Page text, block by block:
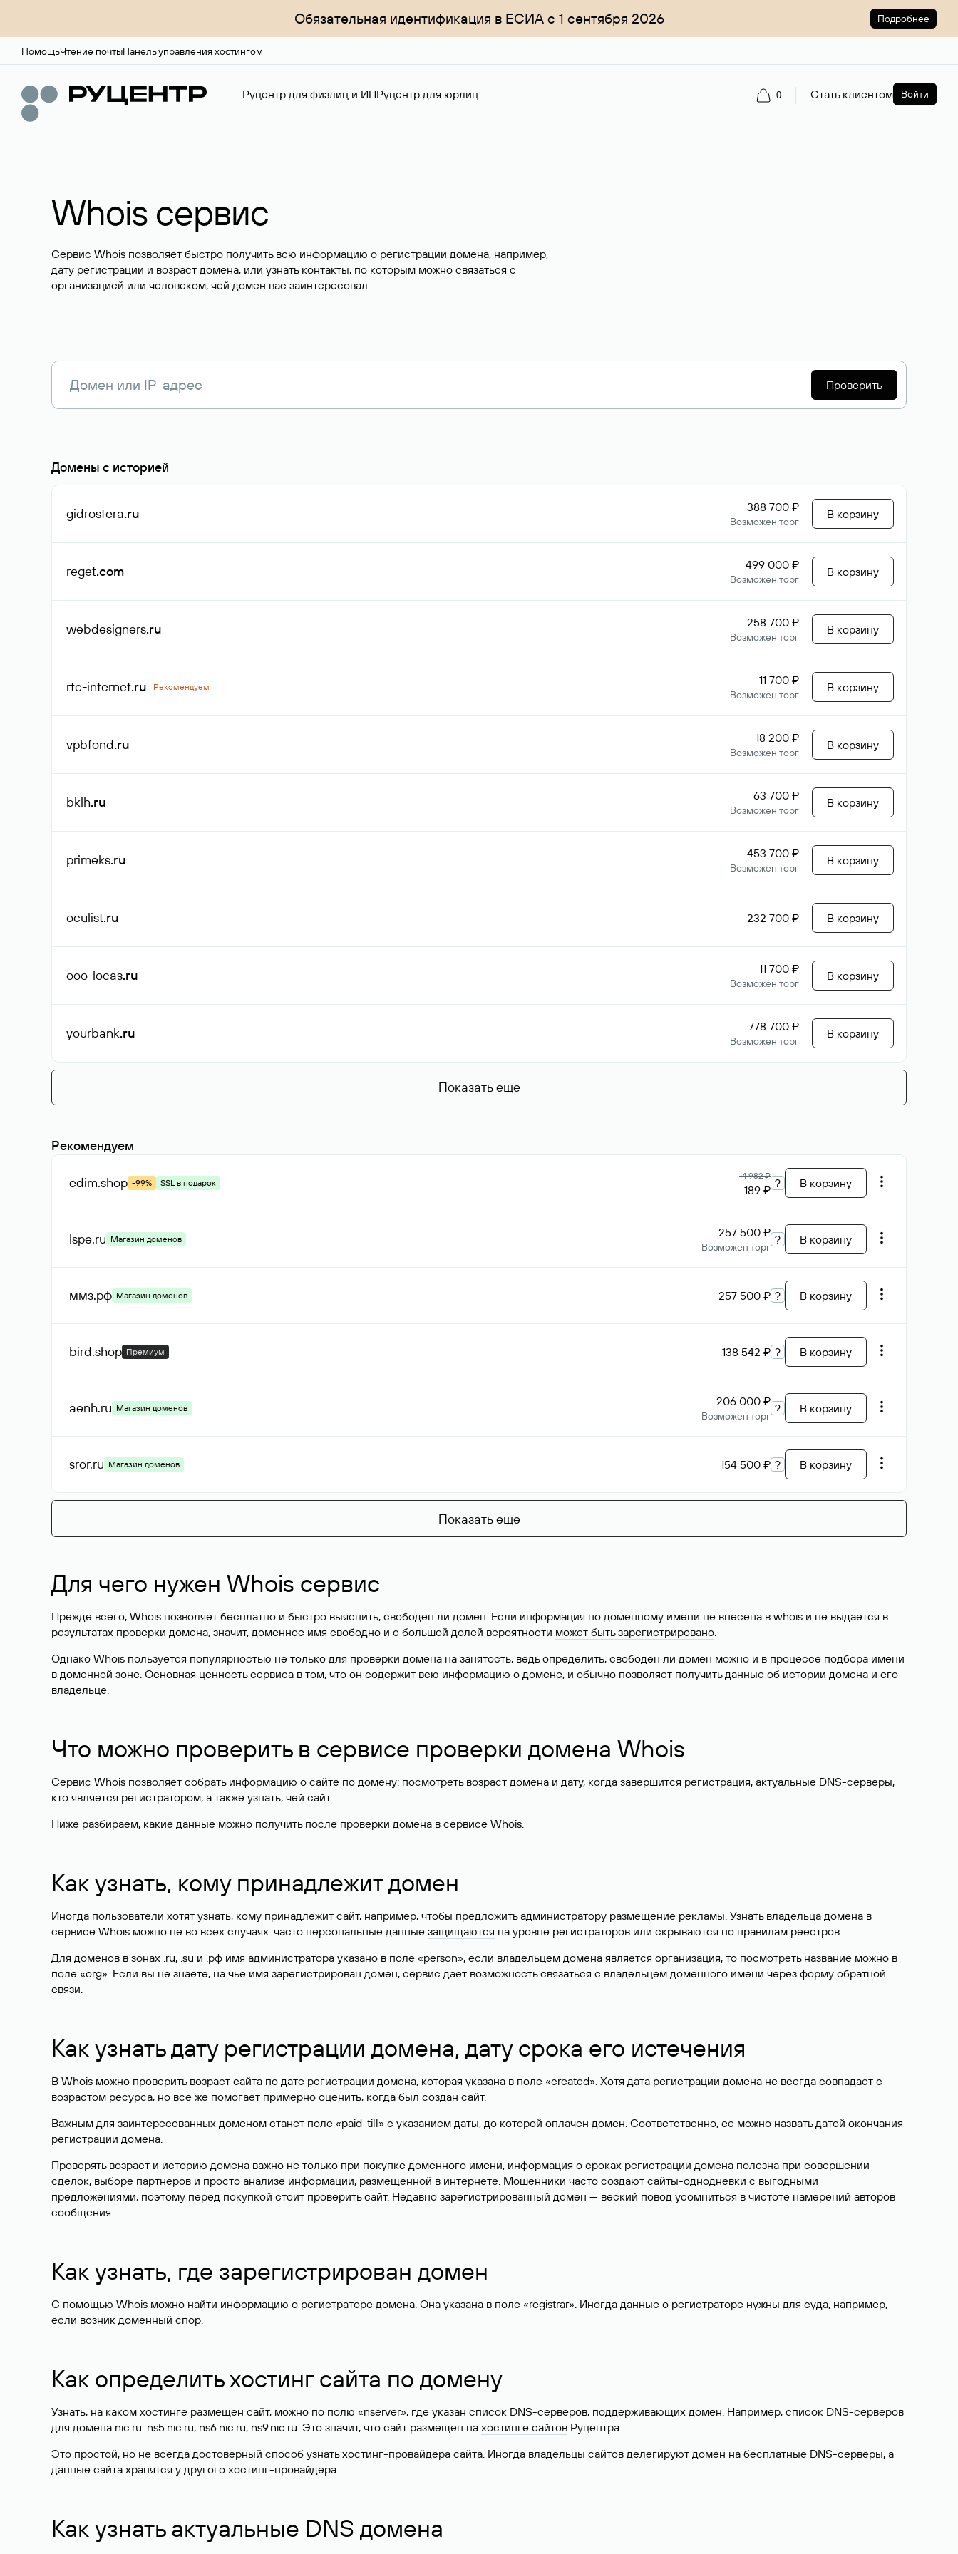
Обязательная идентификация в ЕСИА с 1 сентября 2026 Подробнее
ПомощьЧтение почтыПанель управления хостингом
Руцентр для физлиц и ИПРуцентр для юрлиц 0 Стать клиентом Войти
Whois сервис
Сервис Whois позволяет быстро получить всю информацию о регистрации домена, например,
дату регистрации и возраст домена, или узнать контакты, по которым можно связаться с
организацией или человеком, чей домен вас заинтересовал.
Проверить
Домены с историей
gidrosfera.ru 388 700 ₽
Возможен торг
В корзину
reget.com 499 000 ₽
Возможен торг
В корзину
webdesigners.ru 258 700 ₽
Возможен торг
В корзину
rtc-internet.ru Рекомендуем 11 700 ₽
Возможен торг
В корзину
vpbfond.ru 18 200 ₽
Возможен торг
В корзину
bklh.ru 63 700 ₽
Возможен торг
В корзину
primeks.ru 453 700 ₽
Возможен торг
В корзину
oculist.ru 232 700 ₽ В корзину
ooo-locas.ru 11 700 ₽
Возможен торг
В корзину
yourbank.ru 778 700 ₽
Возможен торг
В корзину
Показать еще
Рекомендуем
edim.shop -99% SSL в подарок
14 982 ₽
189 ₽ ? В корзину
lspe.ru Магазин доменов 257 500 ₽
Возможен торг
? В корзину
ммз.рф Магазин доменов 257 500 ₽ ? В корзину
bird.shop Премиум 138 542 ₽ ? В корзину
aenh.ru Магазин доменов 206 000 ₽
Возможен торг
? В корзину
sror.ru Магазин доменов 154 500 ₽ ? В корзину
Показать еще
Для чего нужен Whois сервис
Прежде всего, Whois позволяет бесплатно и быстро выяснить, свободен ли домен. Если информация по доменному имени не внесена в whois и не выдается в
результатах проверки домена, значит, доменное имя свободно и с большой долей вероятности может быть зарегистрировано.
Однако Whois пользуется популярностью не только для проверки домена на занятость, ведь определить, свободен ли домен можно и в процессе подбора имени
в доменной зоне. Основная ценность сервиса в том, что он содержит всю информацию о домене, и обычно позволяет получить данные об истории домена и его
владельце.
Что можно проверить в сервисе проверки домена Whois
Сервис Whois позволяет собрать информацию о сайте по домену: посмотреть возраст домена и дату, когда завершится регистрация, актуальные DNS-серверы,
кто является регистратором, а также узнать, чей сайт.
Ниже разбираем, какие данные можно получить после проверки домена в сервисе Whois.
Как узнать, кому принадлежит домен
Иногда пользователи хотят узнать, кому принадлежит сайт, например, чтобы предложить администратору размещение рекламы. Узнать владельца домена в
сервисе Whois можно не во всех случаях: часто персональные данные защищаются на уровне регистраторов или скрываются по правилам реестров.
Для доменов в зонах .ru, .su и .рф имя администратора указано в поле «person», если владельцем домена является организация, то посмотреть название можно в
поле «org». Если вы не знаете, на чье имя зарегистрирован домен, сервис дает возможность связаться с владельцем доменного имени через форму обратной
связи.
Как узнать дату регистрации домена, дату срока его истечения
В Whois можно проверить возраст сайта по дате регистрации домена, которая указана в поле «created». Хотя дата регистрации домена не всегда совпадает с
возрастом ресурса, но все же помогает примерно оценить, когда был создан сайт.
Важным для заинтересованных доменом станет поле «paid-till» с указанием даты, до которой оплачен домен. Соответственно, ее можно назвать датой окончания
регистрации домена.
Проверять возраст и историю домена важно не только при покупке доменного имени, информация о сроках регистрации домена полезна при совершении
сделок, выборе партнеров и просто анализе информации, размещенной в интернете. Мошенники часто создают сайты-однодневки с выгодными
предложениями, поэтому перед покупкой стоит проверить сайт. Недавно зарегистрированный домен — веский повод усомниться в чистоте намерений авторов
сообщения.
Как узнать, где зарегистрирован домен
С помощью Whois можно найти информацию о регистраторе домена. Она указана в поле «registrar». Иногда данные о регистраторе нужны для суда, например,
если возник доменный спор.
Как определить хостинг сайта по домену
Узнать, на каком хостинге размещен сайт, можно по полю «nserver», где указан список DNS-серверов, поддерживающих домен. Например, список DNS-серверов
для домена nic.ru: ns5.nic.ru, ns6.nic.ru, ns9.nic.ru. Это значит, что сайт размещен на хостинге сайтов Руцентра.
Это простой, но не всегда достоверный способ узнать хостинг-провайдера сайта. Иногда владельцы сайтов делегируют домен на бесплатные DNS-серверы, а
данные сайта хранятся у другого хостинг-провайдера.
Как узнать актуальные DNS домена